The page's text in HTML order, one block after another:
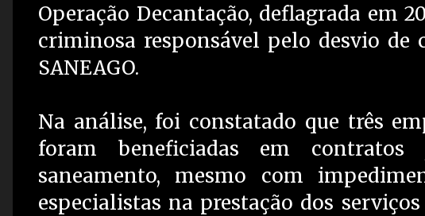
Operação Decantação, deflagrada em
criminosa responsável pelo desvio de
SANEAGO.
Na análise, foi constatado que três
foram beneficiadas em
saneamento, mesmo com
especialistas na prestação dos